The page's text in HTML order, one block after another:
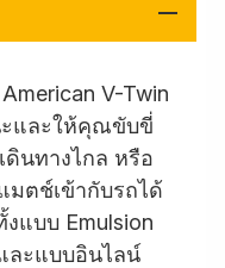
V-Twin
ะและให้คุณขับขี่
นทางไกล หรือ
มตช์เข้ากับรถได้
แบบ Emulsion
ละแบบอินไลน์